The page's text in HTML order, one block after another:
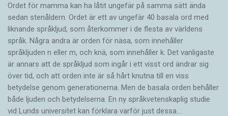
Ordet för mamma kan ha låtit ungefär på samma sätt ända
sedan stenåldern. Ordet är ett av ungefär 40 basala ord med
liknande språkljud, som återkommer i de flesta av världens
språk. Några andra är orden för näsa, som innehåller
språkljuden n eller m, och knä, som innehåller k. Det vanligaste
är annars att de språkljud som ingår i ett visst ord ändrar sig
över tid, och att orden inte är så hårt knutna till en viss
betydelse genom generationerna. Men de basala orden behåller
både ljuden och betydelserna. En ny språkvetenskaplig studie
vid Lunds universitet kan förklara varför just dessa…